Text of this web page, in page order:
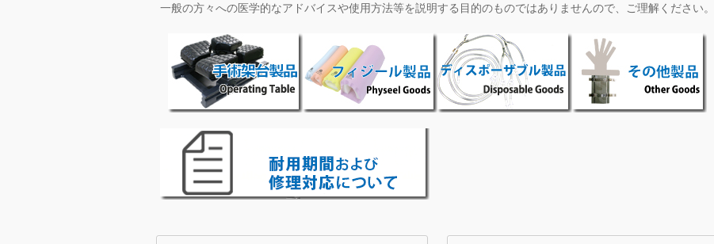
一般の方々への医学的なアドバイスや使用方法等を説明する目的のものではありませんので、ご理解ください。